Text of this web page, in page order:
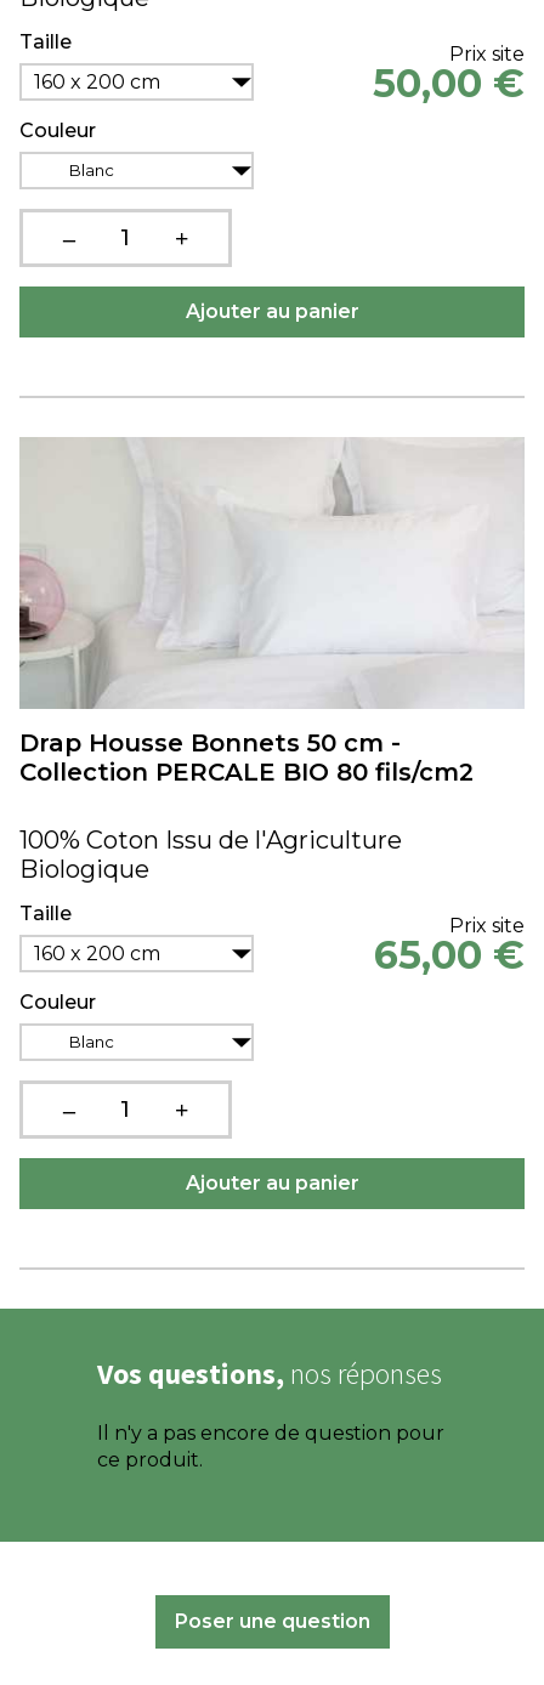
Taille
160 x 200 cm
Couleur
Blanc
Prix site
50,00 €
Drap Housse Bonnets 50 cm -
Collection PERCALE BIO 80 fils/cm2
100% Coton Issu de l'Agriculture
Biologique
Taille
160 x 200 cm
Couleur
Blanc
Prix site
65,00 €
Vos questions, nos réponses
Il n'y a pas encore de question pour
ce produit.
Poser une question